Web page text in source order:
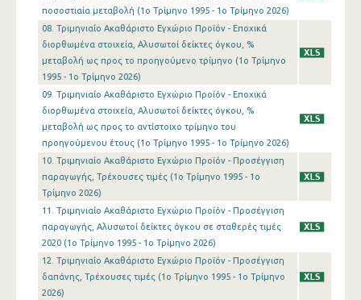
3o Τρίμηνο 2015
2o Τρίμηνο 2015
4o Τρίμηνο 2014
3o Τρίμηνο 2014
2o Τρίμηνο 2014
4o Τρίμηνο 2013
3o Τρίμηνο 2013
2o Τρίμηνο 2013
ποσοστιαία μεταβολή (1o Τρίμηνο 1995 - 1o Τρίμηνο 2026)
08. Τριμηνιαίο Ακαθάριστο Εγχώριο Προϊόν - Εποχικά
διορθωμένα στοιχεία, Αλυσωτοί δείκτες όγκου, %
μεταβολή ως προς το προηγούμενο τρίμηνο (1o Τρίμηνο
1995 - 1o Τρίμηνο 2026)
09. Τριμηνιαίο Ακαθάριστο Εγχώριο Προϊόν - Εποχικά
διορθωμένα στοιχεία, Αλυσωτοί δείκτες όγκου, %
μεταβολή ως προς το αντίστοιχο τρίμηνο του
προηγούμενου έτους (1o Τρίμηνο 1995 - 1o Τρίμηνο 2026)
10. Τριμηνιαίο Ακαθάριστο Εγχώριο Προϊόν - Προσέγγιση
παραγωγής, Τρέχουσες τιμές (1o Τρίμηνο 1995 - 1o
Τρίμηνο 2026)
11. Τριμηνιαίο Ακαθάριστο Εγχώριο Προϊόν - Προσέγγιση
παραγωγής, Αλυσωτοί δείκτες όγκου σε σταθερές τιμές
2020 (1o Τρίμηνο 1995 - 1o Τρίμηνο 2026)
12. Τριμηνιαίο Ακαθάριστο Εγχώριο Προϊόν - Προσέγγιση
δαπάνης, Τρέχουσες τιμές (1o Τρίμηνο 1995 - 1o Τρίμηνο
2026)